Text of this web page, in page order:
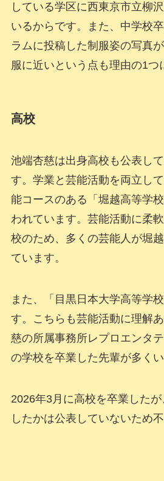
している学区に西東京市立柳
いるからです。また、中学校
ラムに投稿した制服姿の写真
服に近いという点も理由の1つ
高校
池端杏慈は出身高校も公表し
す。学業と芸能活動を両立し
能コースのある「堀越高等学
われています。芸能活動に柔
校のため、多くの芸能人が堀
ています。
また、「目黒日本大学高等学
す。こちらも芸能活動に理解
慈の所属事務所レプロエンタ
の学校を卒業した先輩が多くい
2026年3月に高校を卒業した
したかは公表していないため不